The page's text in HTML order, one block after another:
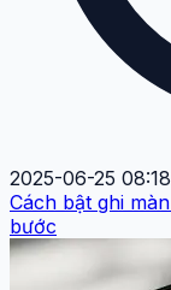
2025-06-25
Cách bật ghi
bước